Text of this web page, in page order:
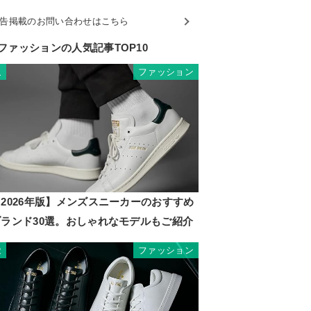
掲載のお問い合わせはこちら
ァッションの人気記事TOP10
ファッション
年版】メンズスニーカーのおすすめ
ンド30選。おしゃれなモデルもご紹介
ファッション